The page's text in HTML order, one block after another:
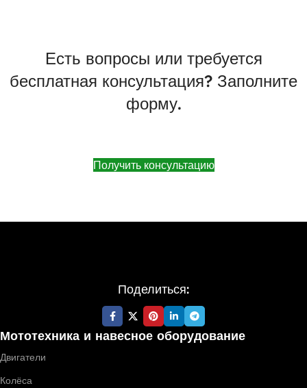
Есть вопросы или требуется
бесплатная консультация? Заполните
форму.
Получить консультацию
Поделиться:
Мототехника и навесное оборудование
Двигатели
Колёса